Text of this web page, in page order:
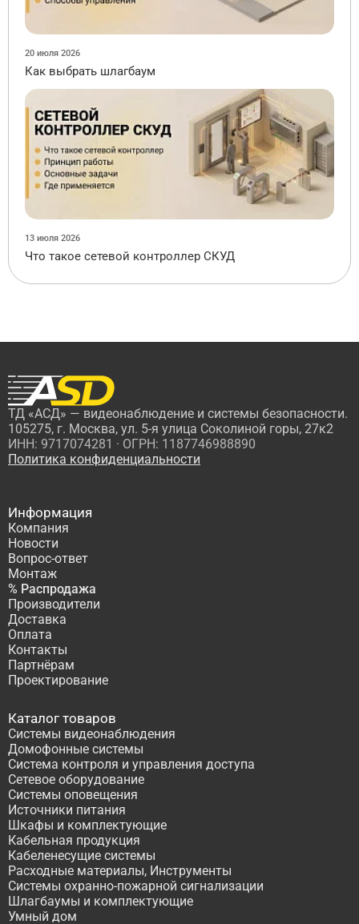
20 июля 2026
Как выбрать шлагбаум
13 июля 2026
Что такое сетевой контроллер СКУД
ТД «АСД» — видеонаблюдение и системы безопасности.
105275, г. Москва, ул. 5-я улица Соколиной горы, 27к2
ИНН: 9717074281 · ОГРН: 1187746988890
Политика конфиденциальности
Информация
Компания
Новости
Вопрос-ответ
Монтаж
% Распродажа
Производители
Доставка
Оплата
Контакты
Партнёрам
Проектирование
Каталог товаров
Системы видеонаблюдения
Домофонные системы
Система контроля и управления доступа
Сетевое оборудование
Системы оповещения
Источники питания
Шкафы и комплектующие
Кабельная продукция
Кабеленесущие системы
Расходные материалы, Инструменты
Системы охранно-пожарной сигнализации
Шлагбаумы и комплектующие
Умный дом